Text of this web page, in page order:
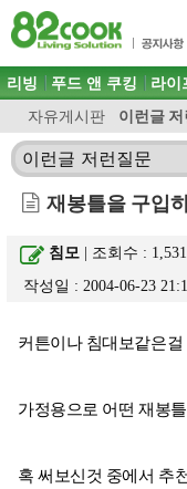
목차
주메뉴 바로가기
컨텐츠 바로가기
검색 바로가기
로그인 바로가기
주메뉴
리빙 푸드 앤 쿠킹 라이
자유게시판 이런글
이런글 저런질문
재봉틀을 구입
침모 | 조회수 :
작성일 : 2004-06-23
커튼이나 침대보같은
가정용으로 어떤 재봉
혹 써보신것 중에서 추